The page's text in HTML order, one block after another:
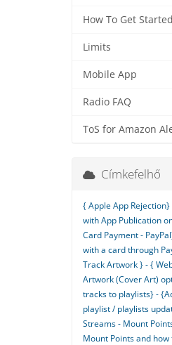
How To Get
Limits
Mobile App
Radio FAQ
ToS for Amazon
Címkefelhő
{ Apple App
with App Publication
Card Payment -
with a card through
Track Artwork } - {
Artwork (Cover Art)
tracks to playlists} -
playlist / playlists
Streams - Mount
Mount Points and